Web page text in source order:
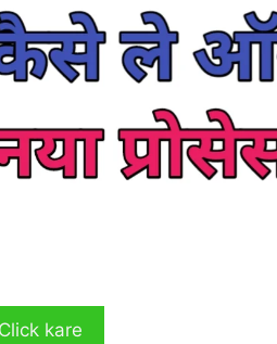
Click kare